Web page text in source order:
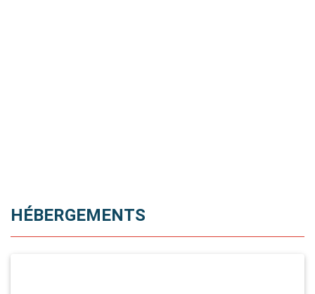
HÉBERGEMENTS